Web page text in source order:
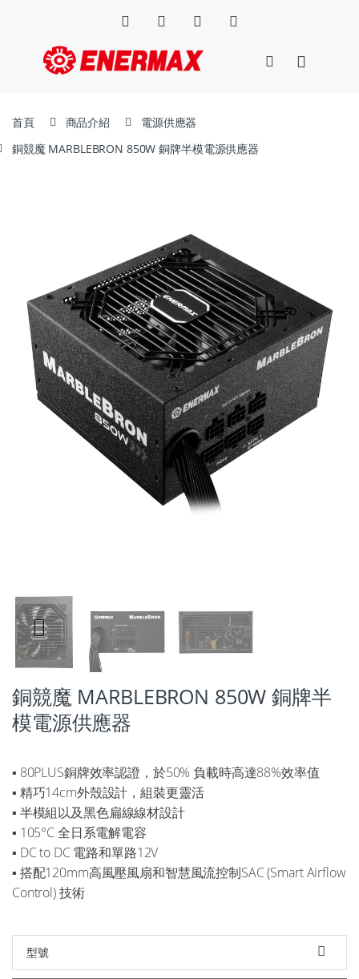
首頁 商品介紹
電源供應器
銅競魔 MARBLEBRON 850W 銅牌半模電源供應器
Previ
銅競魔 MARBLEBRON 850W 銅牌半
模電源供應器
▪ 80PLUS銅牌效率認證，於50% 負載時高達88%效率值
▪ 精巧14cm外殼設計，組裝更靈活
▪ 半模組以及黑色扁線線材設計
▪ 105°C 全日系電解電容
▪ DC to DC 電路和單路12V
▪ 搭配120mm高風壓風扇和智慧風流控制SAC (Smart Airflow
Control) 技術